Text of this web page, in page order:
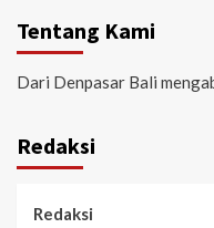
Tentang Kami
Dari Denpasar Bali
Redaksi
Redaksi